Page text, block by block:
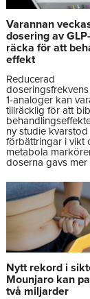
Varannan
dosering av
räcka för att
effekt
Reducerad
doseringsfrekvens
1-analoger kan
tillräcklig för att
ny studie kvarstod
förbättringar i vikt
metabola
doserna gavs mer
Nytt rekord i
Mounjaro kan
två miljarder